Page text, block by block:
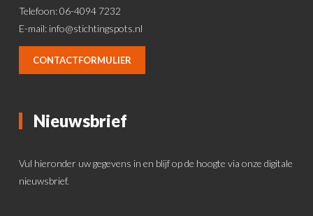
Telefoon: 06-4094 7232
E-mail: info@stichtingspots.nl
CONTACTFORMULIER
Nieuwsbrief
Vul hieronder uw gegevens in en blijf op de hoogte via onze digitale
nieuwsbrief.